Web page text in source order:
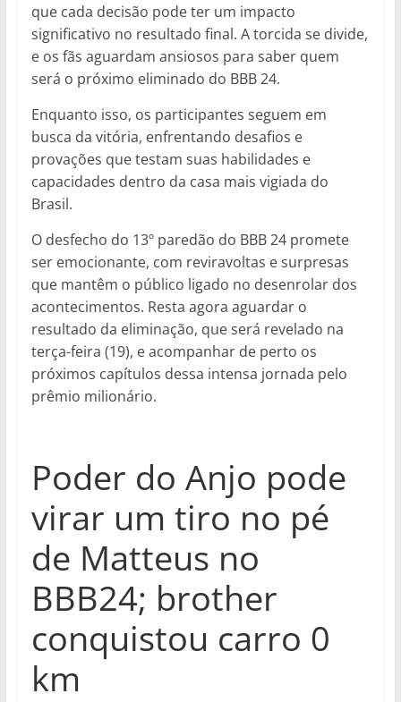
que cada decisão pode ter um impacto
significativo no resultado final. A torcida se divide,
e os fãs aguardam ansiosos para saber quem
será o próximo eliminado do BBB 24.
Enquanto isso, os participantes seguem em
busca da vitória, enfrentando desafios e
provações que testam suas habilidades e
capacidades dentro da casa mais vigiada do
Brasil.
O desfecho do 13º paredão do BBB 24 promete
ser emocionante, com reviravoltas e surpresas
que mantêm o público ligado no desenrolar dos
acontecimentos. Resta agora aguardar o
resultado da eliminação, que será revelado na
terça-feira (19), e acompanhar de perto os
próximos capítulos dessa intensa jornada pelo
prêmio milionário.
Poder do Anjo pode
virar um tiro no pé
de Matteus no
BBB24; brother
conquistou carro 0
km